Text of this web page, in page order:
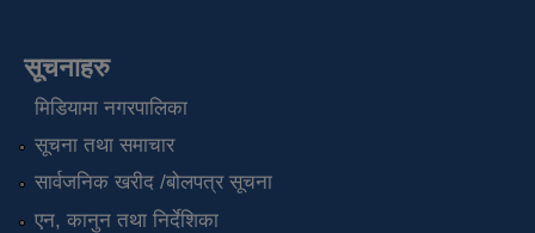
सूचनाहरु
मिडियामा नगरपालिका
सूचना तथा समाचार
सार्वजनिक खरीद /बोलपत्र सूचना
एन, कानुन तथा निर्देशिका